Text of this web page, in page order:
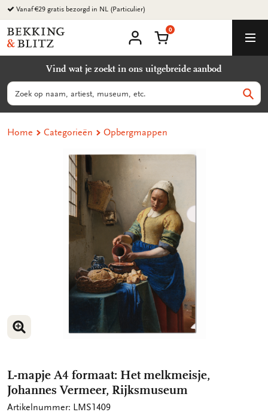
Ga
naar
content
Bekking
&
B.V.
account
Winkelmand
0
Vind wat je zoekt in ons uitgebreide aanbod
Zoeken
Home Categorieën Opbergmappen
VERGROOT AFBEELDING
L-mapje A4 formaat: Het melkmeisje,
Johannes Vermeer, Rijksmuseum
Artikelnummer: LMS1409